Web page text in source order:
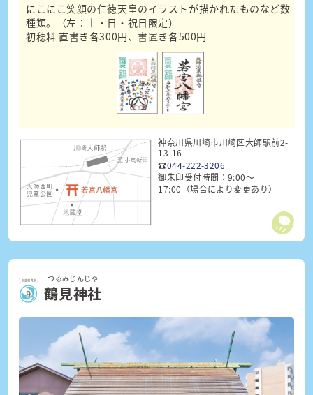
にこにこ笑顔の仁徳天皇のイラストが描かれたものなど数
種類。（左：土・日・祝日限定）
初穂料 直書き各300円、書置き各500円
神奈川県川崎市川崎区大師駅前2-
13-16
☎044-222-3206
御朱印受付時間：9:00〜
17:00 （場合により変更あり）
鶴見神社
つるみじんじゃ